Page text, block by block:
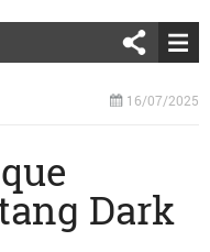
16/07/2025
Dark